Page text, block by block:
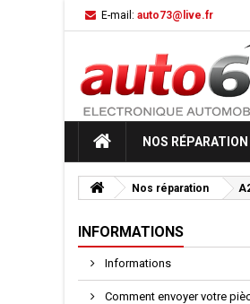
E-mail: auto73@live.fr
NOS RÉPARATION
Nos réparation
INFORMATIONS
Informations
Comment envoyer votre